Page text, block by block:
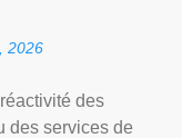
2026
des
des services de